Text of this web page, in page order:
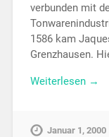
verbunden mit
1586 kam
Grenzhausen.
Weiterlesen →
Januar 1, 2000